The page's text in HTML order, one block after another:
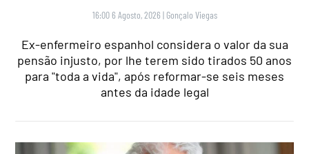
16:00 6 Agosto, 2026 | Gonçalo Viegas
Ex-enfermeiro espanhol considera o valor da sua
pensão injusto, por lhe terem sido tirados 50 anos
para "toda a vida", após reformar-se seis meses
antes da idade legal